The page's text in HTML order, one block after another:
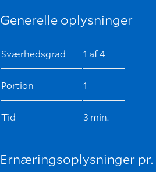
Generelle oplysninger
Sværhedsgrad 1 af 4
Portion 1
Tid 3 min.
Ernæringsoplysninger